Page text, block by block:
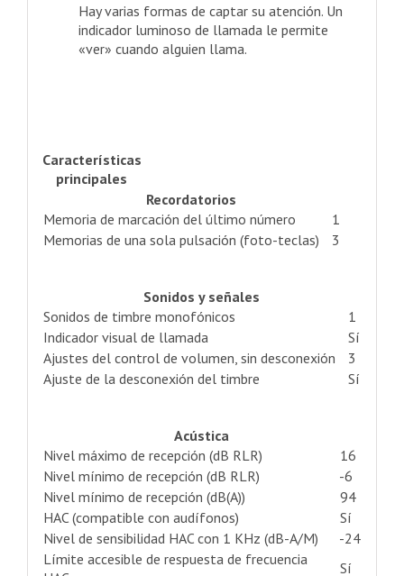
Hay varias formas de captar su atención. Un
indicador luminoso de llamada le permite
«ver» cuando alguien llama.
Características
principales
Recordatorios
Memoria de marcación del último número
1
Memorias de una sola pulsación (foto-teclas)
3
Sonidos y señales
Sonidos de timbre monofónicos
1
Indicador visual de llamada
Sí
Ajustes del control de volumen, sin desconexión
3
Ajuste de la desconexión del timbre
Sí
Acústica
Nivel máximo de recepción (dB RLR)
16
Nivel mínimo de recepción (dB RLR)
-6
Nivel mínimo de recepción (dB(A))
94
HAC (compatible con audífonos)
Sí
Nivel de sensibilidad HAC con 1 KHz (dB-A/M)
-24
Límite accesible de respuesta de frecuencia
Sí